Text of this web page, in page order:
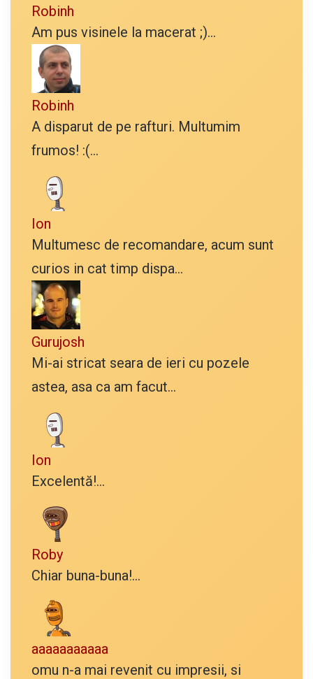
Robinh
Am pus visinele la macerat ;)...
Robinh
A disparut de pe rafturi. Multumim
frumos! :(...
Ion
Multumesc de recomandare, acum sunt
curios in cat timp dispa...
Gurujosh
Mi-ai stricat seara de ieri cu pozele
astea, asa ca am facut...
Ion
Excelentă!...
Roby
Chiar buna-buna!...
aaaaaaaaaaa
omu n-a mai revenit cu impresii, si